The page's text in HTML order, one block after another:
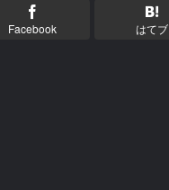
Facebook はてブ